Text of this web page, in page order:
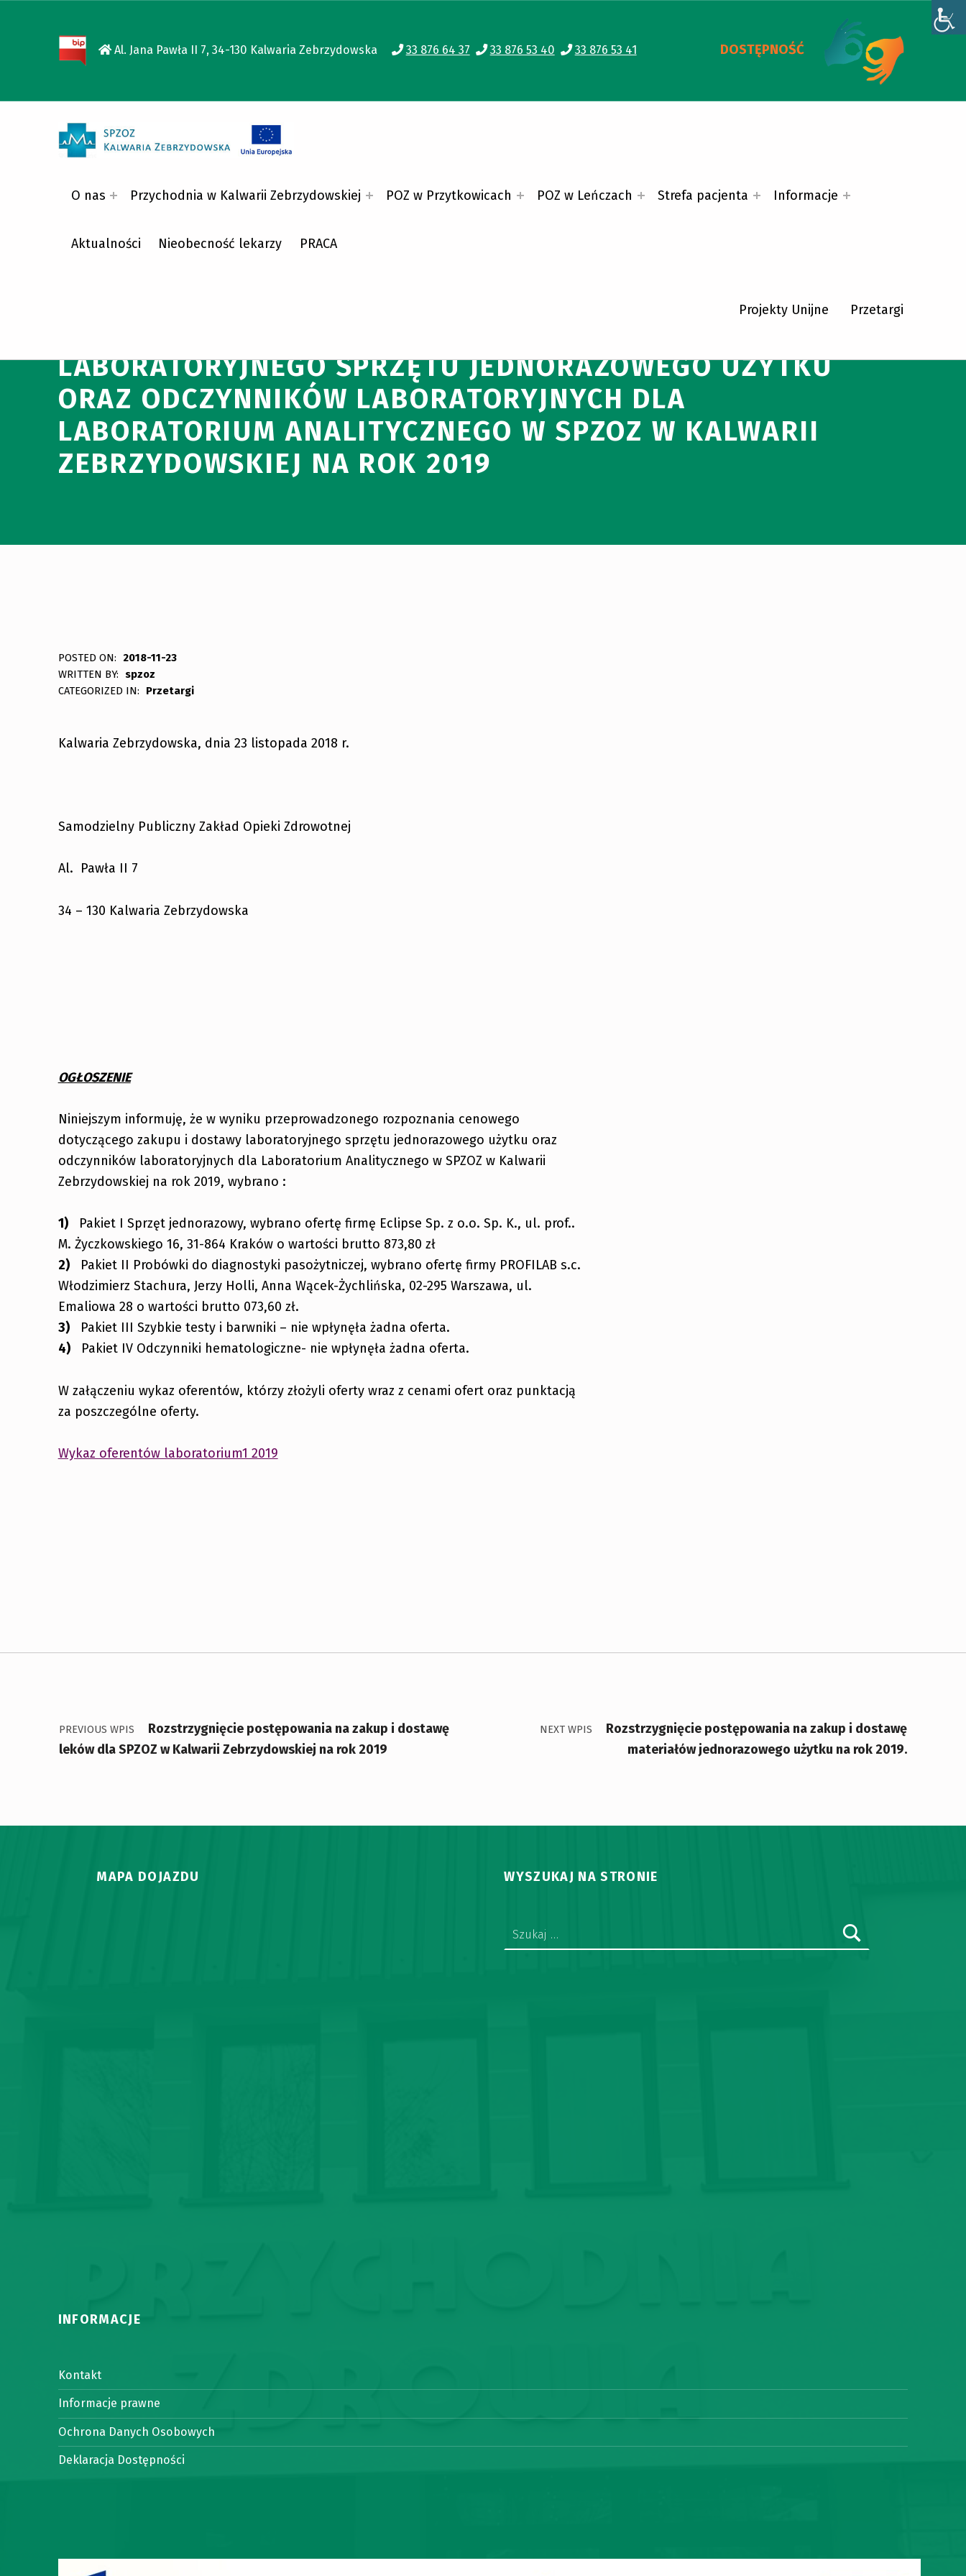
O nas Przychodnia w Kalwarii Zebrzydowskiej POZ w Przytkowicach POZ w Leńczach Strefa pacjenta Informacje
Aktualności Nieobecność lekarzy PRACA
Projekty Unijne Przetargi
Al. Jana Pawła II 7, 34-130 Kalwaria Zebrzydowska 33 876 64 37 33 876 53 40 33 876 53 41 DOSTĘPNOŚĆ
LABORATORYJNEGO SPRZĘTU JEDNORAZOWEGO UŻYTKU
ORAZ ODCZYNNIKÓW LABORATORYJNYCH DLA
LABORATORIUM ANALITYCZNEGO W SPZOZ W KALWARII
ZEBRZYDOWSKIEJ NA ROK 2019
POSTED ON: 2018-11-23
WRITTEN BY: spzoz
CATEGORIZED IN:
Przetargi
Kalwaria Zebrzydowska, dnia 23 listopada 2018 r.
Samodzielny Publiczny Zakład Opieki Zdrowotnej
Al. Pawła II 7
34 – 130 Kalwaria Zebrzydowska
OGŁOSZENIE
Niniejszym informuję, że w wyniku przeprowadzonego rozpoznania cenowego
dotyczącego zakupu i dostawy laboratoryjnego sprzętu jednorazowego użytku oraz
odczynników laboratoryjnych dla Laboratorium Analitycznego w SPZOZ w Kalwarii
Zebrzydowskiej na rok 2019, wybrano :
Pakiet I Sprzęt jednorazowy, wybrano ofertę firmę Eclipse Sp. z o.o. Sp. K., ul. prof..
M. Życzkowskiego 16, 31-864 Kraków o wartości brutto 873,80 zł
Pakiet II Probówki do diagnostyki pasożytniczej, wybrano ofertę firmy PROFILAB s.c.
Włodzimierz Stachura, Jerzy Holli, Anna Wącek-Żychlińska, 02-295 Warszawa, ul.
Emaliowa 28 o wartości brutto 073,60 zł.
Pakiet III Szybkie testy i barwniki – nie wpłynęła żadna oferta.
Pakiet IV Odczynniki hematologiczne- nie wpłynęła żadna oferta.
W załączeniu wykaz oferentów, którzy złożyli oferty wraz z cenami ofert oraz punktacją
za poszczególne oferty.
Wykaz oferentów laboratorium1 2019
Nawigacja wpisu
PREVIOUS WPIS
Rozstrzygnięcie postępowania na zakup i dostawę
leków dla SPZOZ w Kalwarii Zebrzydowskiej na rok 2019
NEXT WPIS
Rozstrzygnięcie postępowania na zakup i dostawę
materiałów jednorazowego użytku na rok 2019.
MAPA DOJAZDU WYSZUKAJ NA STRONIE
INFORMACJE
Kontakt
Informacje prawne
Ochrona Danych Osobowych
Deklaracja Dostępności